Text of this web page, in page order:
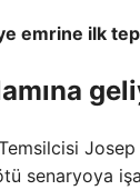
emrine ilk
Josep
senaryoya